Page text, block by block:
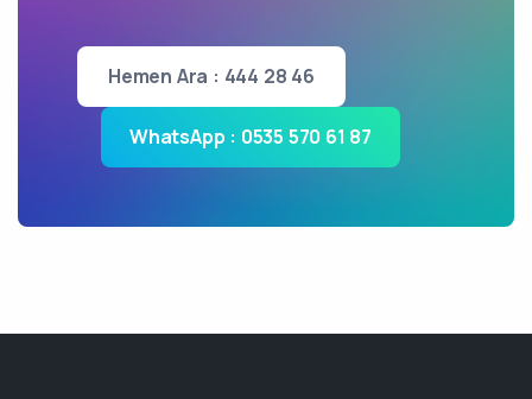
Hemen Ara : 444 28 46
WhatsApp : 0535 570 61 87